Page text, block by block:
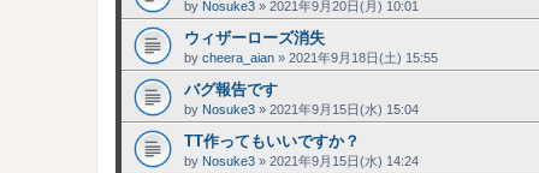
by Nosuke3 » 2021年9月20日(月) 10:01
ウィザーローズ消失
by cheera_aian » 2021年9月18日(土) 15:55
バグ報告です
by Nosuke3 » 2021年9月15日(水) 15:04
TT作ってもいいですか？
by Nosuke3 » 2021年9月15日(水) 14:24